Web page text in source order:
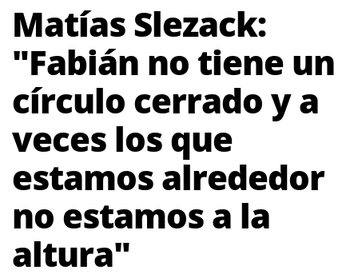
Matías Slezack:
"Fabián no tiene un
círculo cerrado y a
veces los que
estamos alrededor
no estamos a la
altura"